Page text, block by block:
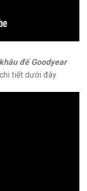
đế Goodyear
tiết dưới đây